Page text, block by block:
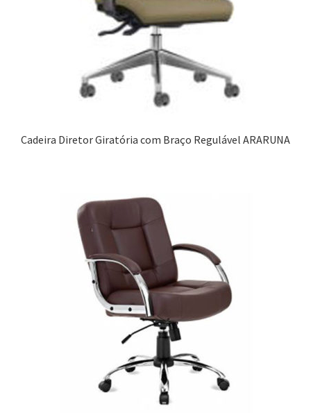
Cadeira Diretor Giratória com Braço Regulável ARARUNA